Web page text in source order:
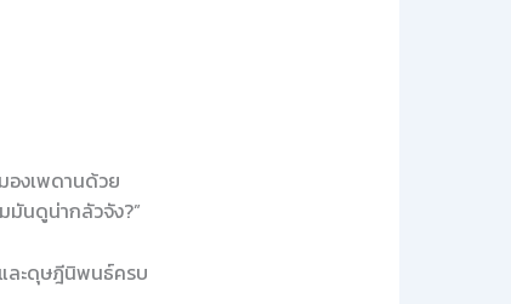
องเพดานด้วย
มันดูน่ากลัวจัง?”
ละดุษฎีนิพนธ์ครบ